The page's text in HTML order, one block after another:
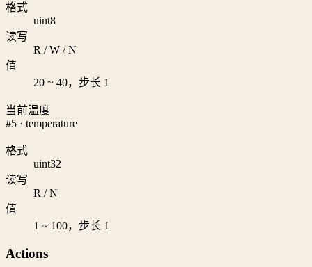
格式
uint8
读写
R / W / N
值
20 ~ 40，步长 1
当前温度
#5 · temperature
格式
uint32
读写
R / N
值
1 ~ 100，步长 1
Actions